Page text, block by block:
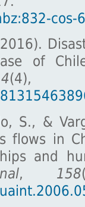
cos-
of
4(4),
S., &
flows in
and
, 158